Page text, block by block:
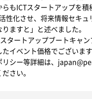
らもICTスタートアップを
性化させ、将来情報セキュ
ますと」と述べました。
タートアップブートキャ
イベント価格でございます
リシー等詳細は、
さい。